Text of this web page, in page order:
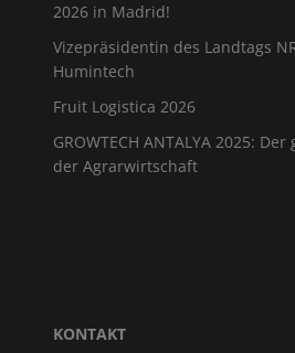
2026 in Madrid!
Vizepräsidentin des Landtags
Humintech
Fruit Logistica 2026
GROWTECH ANTALYA 2025:
der Agrarwirtschaft
KONTAKT